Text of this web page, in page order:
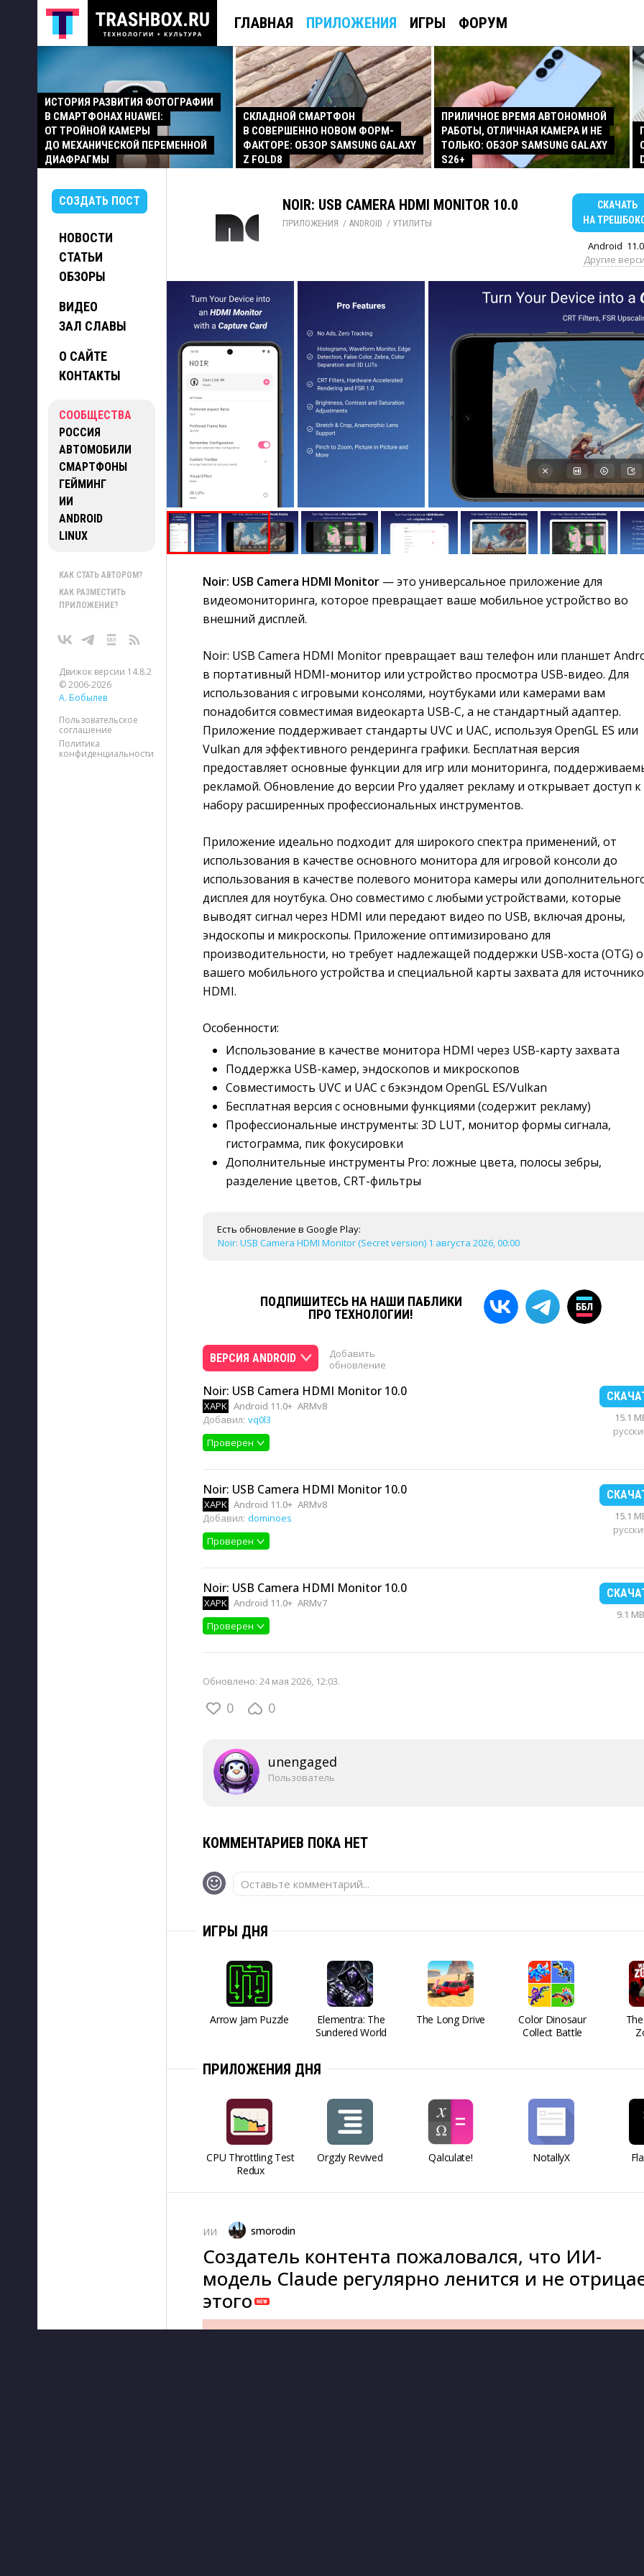
ГЛАВНАЯ ПРИЛОЖЕНИЯ ИГРЫ ФОРУМ
ИСТОРИЯ РАЗВИТИЯ ФОТОГРАФИИ
В СМАРТФОНАХ HUAWEI:
ОТ ТРОЙНОЙ КАМЕРЫ
ДО МЕХАНИЧЕСКОЙ ПЕРЕМЕННОЙ
ДИАФРАГМЫ
СКЛАДНОЙ СМАРТФОН
В СОВЕРШЕННО НОВОМ ФОРМ-
ФАКТОРЕ: ОБЗОР SAMSUNG GALAXY
Z FOLD8
ПРИЛИЧНОЕ ВРЕМЯ АВТОНОМНОЙ
РАБОТЫ, ОТЛИЧНАЯ КАМЕРА И НЕ
ТОЛЬКО: ОБЗОР SAMSUNG GALAXY
S26+
СОЗДАТЬ ПОСТ
НОВОСТИ
СТАТЬИ
ОБЗОРЫ
ВИДЕО
ЗАЛ СЛАВЫ
О САЙТЕ
КОНТАКТЫ
СООБЩЕСТВА
РОССИЯ
АВТОМОБИЛИ
СМАРТФОНЫ
ГЕЙМИНГ
ИИ
ANDROID
LINUX
КАК СТАТЬ АВТОРОМ?
КАК РАЗМЕСТИТЬ
ПРИЛОЖЕНИЕ?
Движок версии 14.8.2
© 2006-2026
А. Бобылев
Пользовательское
соглашение
Политика
конфиденциальности
NOIR: USB CAMERA HDMI MONITOR 10.0
ПРИЛОЖЕНИЯ / ANDROID / УТИЛИТЫ
СКАЧАТЬ
НА
Android
Другие
Noir: USB Camera HDMI Monitor — это универсальное приложение для
видеомониторинга, которое превращает ваше мобильное устройство во
внешний дисплей.
Noir: USB Camera HDMI Monitor превращает ваш телефон или планшет
в портативный HDMI-монитор или устройство просмотра USB-видео. Для
использования с игровыми консолями, ноутбуками или камерами вам
понадобится совместимая видеокарта USB-C, а не стандартный адаптер.
Приложение поддерживает стандарты UVC и UAC, используя OpenGL ES или
Vulkan для эффективного рендеринга графики. Бесплатная версия
предоставляет основные функции для игр или мониторинга,
рекламой. Обновление до версии Pro удаляет рекламу и открывает доступ к
набору расширенных профессиональных инструментов.
Приложение идеально подходит для широкого спектра применений, от
использования в качестве основного монитора для игровой консоли до
использования в качестве полевого монитора камеры или
дисплея для ноутбука. Оно совместимо с любыми устройствами, которые
выводят сигнал через HDMI или передают видео по USB, включая дроны,
эндоскопы и микроскопы. Приложение оптимизировано для
производительности, но требует надлежащей поддержки USB-хоста (OTG)
вашего мобильного устройства и специальной карты захвата для
HDMI.
Особенности:
Использование в качестве монитора HDMI через USB-карту захвата
Поддержка USB-камер, эндоскопов и микроскопов
Совместимость UVC и UAC с бэкэндом OpenGL ES/Vulkan
Бесплатная версия с основными функциями (содержит рекламу)
Профессиональные инструменты: 3D LUT, монитор формы сигнала,
гистограмма, пик фокусировки
Дополнительные инструменты Pro: ложные цвета, полосы зебры,
разделение цветов, CRT-фильтры
Есть обновление в Google Play:
Noir: USB Camera HDMI Monitor (Secret version) 1 августа 2026, 00:00
ПОДПИШИТЕСЬ НА НАШИ ПАБЛИКИ
ПРО ТЕХНОЛОГИИ!
ВЕРСИЯ ANDROID
Добавить
обновление
Noir: USB Camera HDMI Monitor 10.0
XAPK Android 11.0+ ARMv8
Добавил: vq0l3
Проверен
15.1
Noir: USB Camera HDMI Monitor 10.0
XAPK Android 11.0+ ARMv8
Добавил: dominoes
Проверен
15.1
Noir: USB Camera HDMI Monitor 10.0
XAPK Android 11.0+ ARMv7
Проверен
9.1 MB
Обновлено: 24 мая 2026, 12:03.
0 0
unengaged
Пользователь
КОММЕНТАРИЕВ ПОКА НЕТ
Оставьте комментарий...
ИГРЫ ДНЯ
Arrow Jam Puzzle
Elementra: The
Sundered World
The Long Drive
Color Dinosaur
Collect Battle
ПРИЛОЖЕНИЯ ДНЯ
CPU Throttling Test
Redux
Orgzly Revived Qalculate! NotallyX
ИИ smorodin
Создатель контента пожаловался, что ИИ-
модель Claude регулярно ленится и не
этого